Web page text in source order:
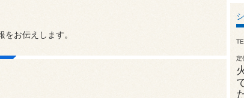
お伝えします。
定